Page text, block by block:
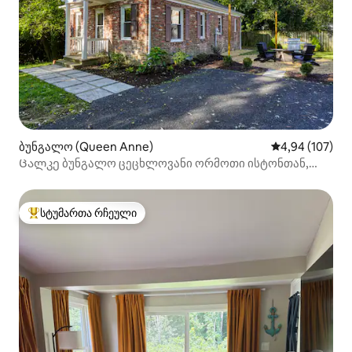
ბუნგალო (Queen Anne) საშუალო
4,94 (107)
Ცალკე ბუნგალო ცეცხლოვანი ორმოთი ისტონთან,
სტუმართა რჩეული მოწინავე ვარიანტი
სტუმართა რჩეული